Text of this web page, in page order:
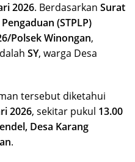
2026. Berdasarkan Surat
(STPLP)
Polsek Winongan,
SY, warga Desa
tersebut diketahui
2026, sekitar pukul 13.00
Desa Karang
.